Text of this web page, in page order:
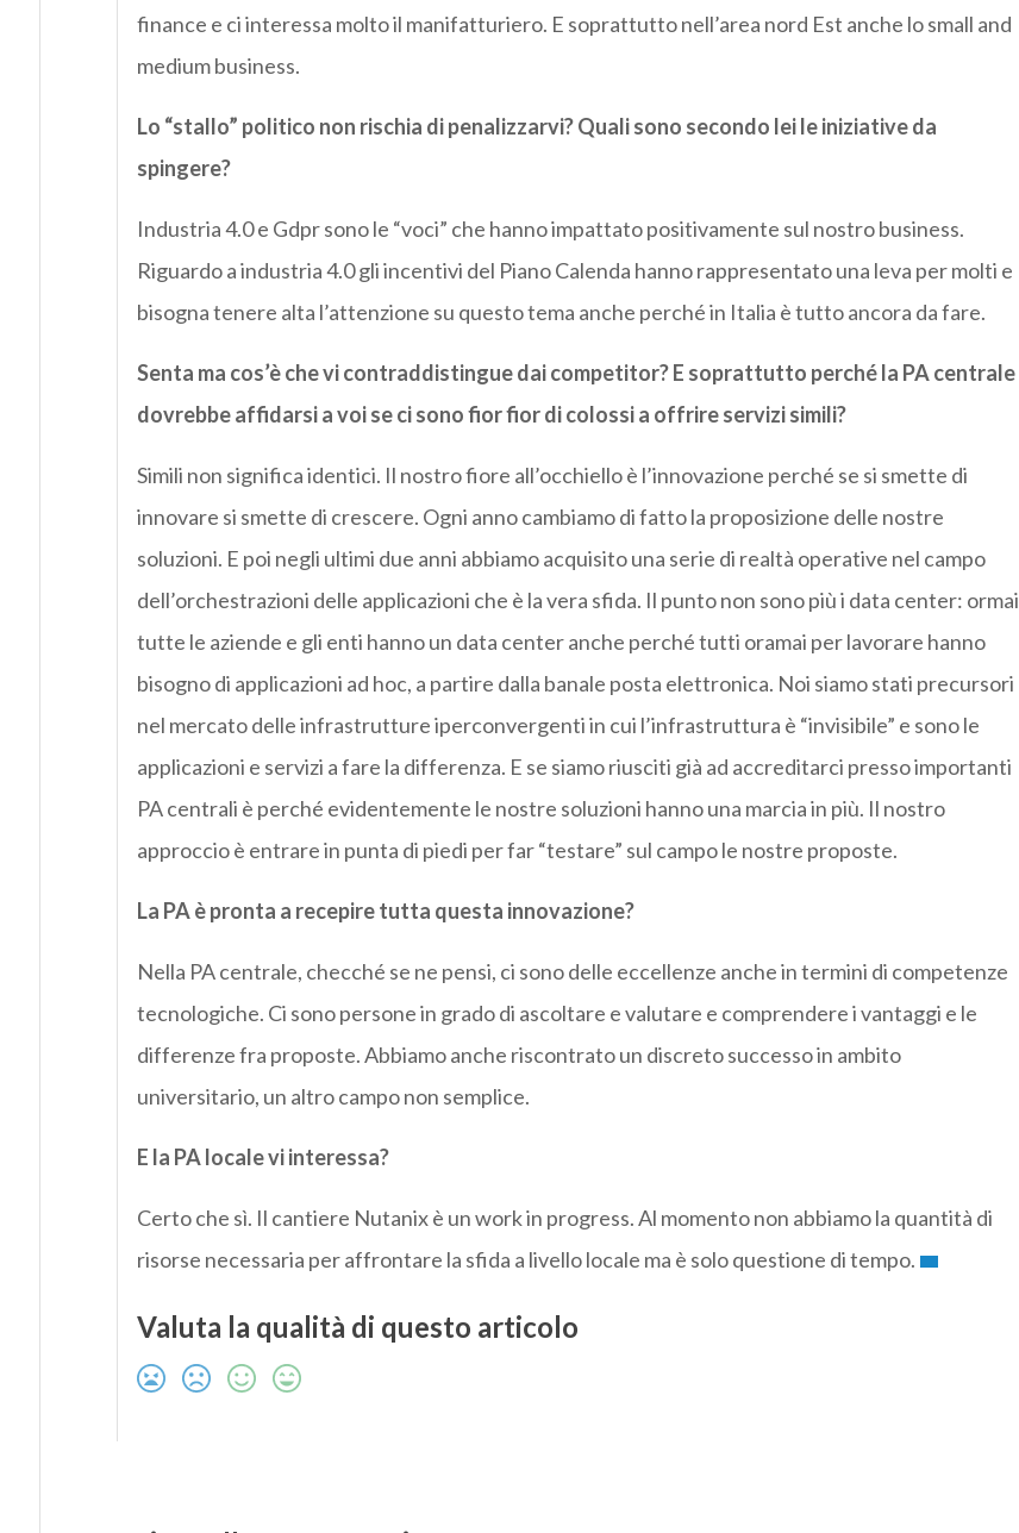
finance e ci interessa molto il manifatturiero. E soprattutto nell’area nord Est anche lo small and
medium business.
Lo “stallo” politico non rischia di penalizzarvi? Quali sono secondo lei le iniziative da
spingere?
Industria 4.0 e Gdpr sono le “voci” che hanno impattato positivamente sul nostro business.
Riguardo a industria 4.0 gli incentivi del Piano Calenda hanno rappresentato una leva per molti e
bisogna tenere alta l’attenzione su questo tema anche perché in Italia è tutto ancora da fare.
Senta ma cos’è che vi contraddistingue dai competitor? E soprattutto perché la PA centrale
dovrebbe affidarsi a voi se ci sono fior fior di colossi a offrire servizi simili?
Simili non significa identici. Il nostro fiore all’occhiello è l’innovazione perché se si smette di
innovare si smette di crescere. Ogni anno cambiamo di fatto la proposizione delle nostre
soluzioni. E poi negli ultimi due anni abbiamo acquisito una serie di realtà operative nel campo
dell’orchestrazioni delle applicazioni che è la vera sfida. Il punto non sono più i data center: ormai
tutte le aziende e gli enti hanno un data center anche perché tutti oramai per lavorare hanno
bisogno di applicazioni ad hoc, a partire dalla banale posta elettronica. Noi siamo stati precursori
nel mercato delle infrastrutture iperconvergenti in cui l’infrastruttura è “invisibile” e sono le
applicazioni e servizi a fare la differenza. E se siamo riusciti già ad accreditarci presso importanti
PA centrali è perché evidentemente le nostre soluzioni hanno una marcia in più. Il nostro
approccio è entrare in punta di piedi per far “testare” sul campo le nostre proposte.
La PA è pronta a recepire tutta questa innovazione?
Nella PA centrale, checché se ne pensi, ci sono delle eccellenze anche in termini di competenze
tecnologiche. Ci sono persone in grado di ascoltare e valutare e comprendere i vantaggi e le
differenze fra proposte. Abbiamo anche riscontrato un discreto successo in ambito
universitario, un altro campo non semplice.
E la PA locale vi interessa?
Certo che sì. Il cantiere Nutanix è un work in progress. Al momento non abbiamo la quantità di
risorse necessaria per affrontare la sfida a livello locale ma è solo questione di tempo.
Valuta la qualità di questo articolo